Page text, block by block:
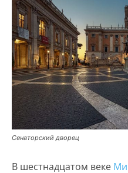
Сенаторский дворец
В шестнадцатом веке